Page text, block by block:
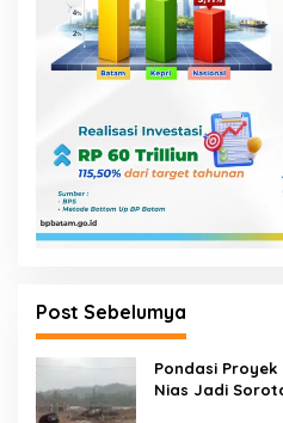
Post Sebelumya
Pondasi Proyek
Nias Jadi